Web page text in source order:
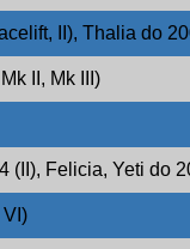
II), Thalia do
II, Mk III)
(II), Felicia, Yeti do
VI)